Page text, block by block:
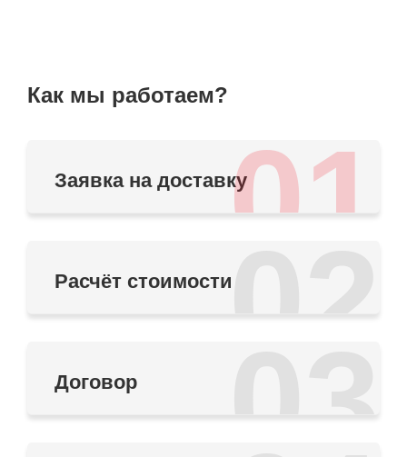
Как мы работаем?
01
Заявка на доставку
02
Расчёт стоимости
03
Договор